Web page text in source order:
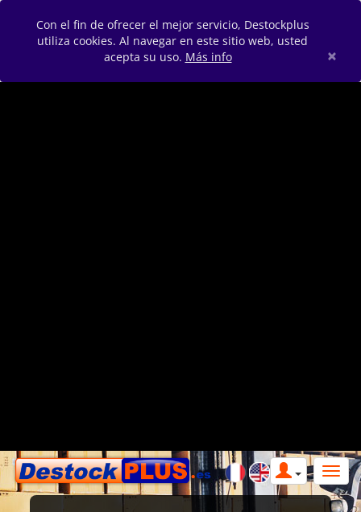
Con el fin de ofrecer el mejor servicio, Destockplus
utiliza cookies. Al navegar en este sitio web, usted
acepta su uso. Más info ×